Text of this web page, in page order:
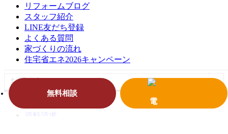
無料相談
リフォームブログ
スタッフ紹介
LINE友だち登録
よくある質問
家づくりの流れ
住宅省エネ2026キャンペーン
お問い合わせ
資料請求